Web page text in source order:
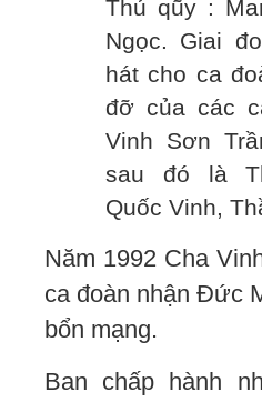
Thủ qũy :
Ngọc. Giai
hát cho ca
đỡ của các
Vinh Sơn
sau đó là
Quốc Vinh,
Năm 1992 Cha
ca đoàn nhận Đức
bổn mạng.
Ban chấp hành